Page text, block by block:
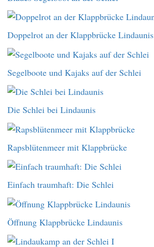
Doppelrot an der Klappbrücke Lindaunis
Segelboote und Kajaks auf der Schlei
Die Schlei bei Lindaunis
Rapsblütenmeer mit Klappbrücke
Einfach traumhaft: Die Schlei
Öffnung Klappbrücke Lindaunis